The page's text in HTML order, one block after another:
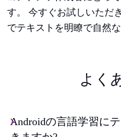
す。 今すぐお試しいただ
でテキストを明瞭で自然
よく
Androidの言語学習に